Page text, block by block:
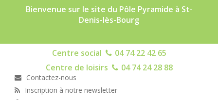
Bienvenue sur le site du Pôle Pyramide à St-
Denis-lès-Bourg
Centre social
04 74 22 42 65
Centre de loisirs
04 74 24 28 88
Contactez-nous
Inscription à notre newsletter